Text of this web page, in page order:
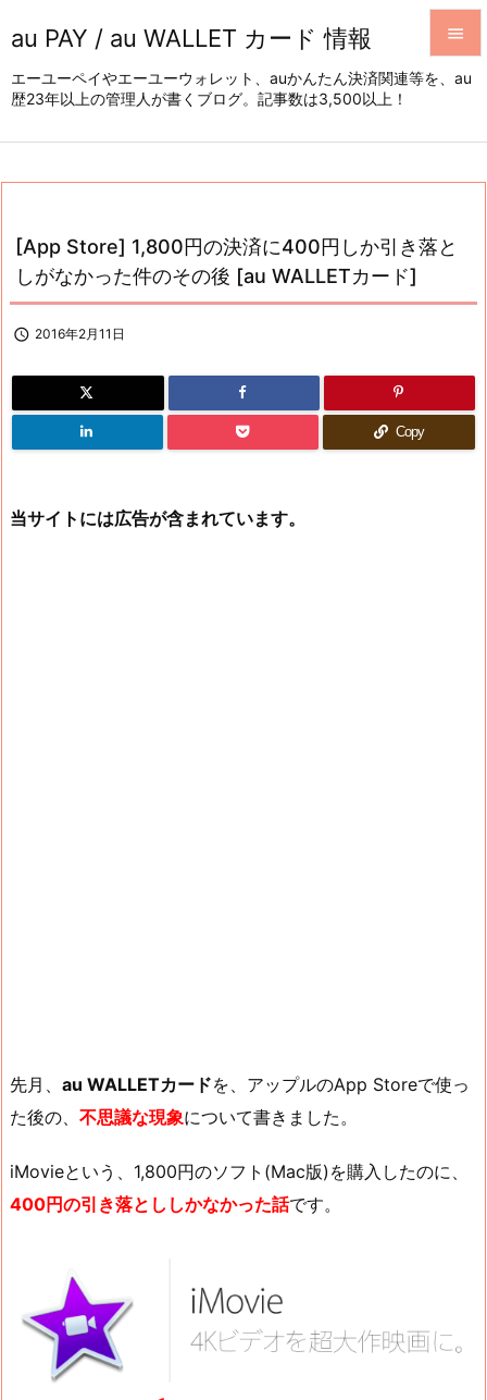
au PAY / au WALLET カード 情報
エーユーペイやエーユーウォレット、auかんたん決済関連等を、au
歴23年以上の管理人が書くブログ。記事数は3,500以上！





[App Store] 1,800円の決済に400円しか引き落と
しがなかった件のその後 [au WALLETカード]
 2016年2月11日
Copy
当サイトには広告が含まれています。
先月、 au WALLETカードを、アップルのApp Storeで使っ
た後の、 不思議な現象について書きました。
iMovieという、1,800円のソフト(Mac版)を購入したのに、
400円の引き落とししかなかった話です。